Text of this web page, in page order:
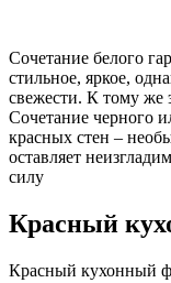
Сочетание белого
стильное, яркое,
свежести. К тому же
Сочетание черного
красных стен –
оставляет
силу
Красный
Красный кухонный